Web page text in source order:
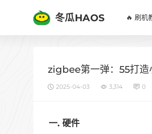
冬瓜HAOS 🔥 刷机
zigbee第一弹：55打
2025-04-03 3,314 0
一. 硬件